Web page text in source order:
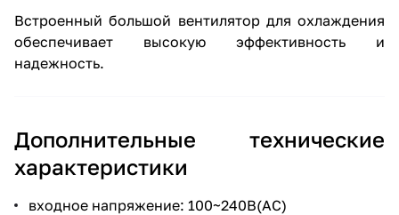
Встроенный большой вентилятор для охлаждения
обеспечивает высокую эффективность и
надежность.
Дополнительные технические
характеристики
входное напряжение: 100~240В(AC)